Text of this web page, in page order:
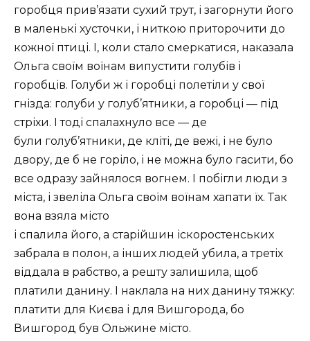
горобця прив’язати сухий трут, і загорнути його
в маленькі хусточки, і ниткою приторочити до
кожної птиці. І, коли стало смеркатися, наказала
Ольга своїм воїнам випустити голубів і
горобців. Голуби ж і горобці полетіли у свої
гнізда: голуби у голуб’ятники, а горобці — під
стріхи. І тоді спалахнуло все — де
були голуб’ятники, де кліті, де вежі, і не було
двору, де б не горіло, і не можна було гасити, бо
все одразу зайнялося вогнем. І побігли люди з
міста, і звеліла Ольга своїм воїнам хапати їх. Так
вона взяла місто
і спалила його, а старійшин іскоростенських
забрала в полон, а інших людей убила, а третіх
віддала в рабство, а решту залишила, щоб
платили данину. І наклала на них данину тяжку:
платити для Києва і для Вишгорода, бо
Вишгород був Ольжине місто.